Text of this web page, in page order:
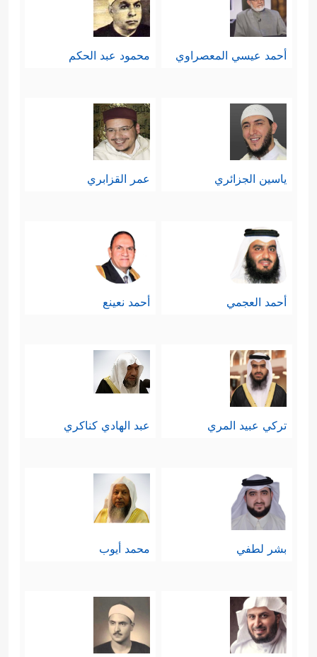
أحمد عيسي المعصراوي محمود عبد الحكم
ياسين الجزائري عمر القزابري
أحمد العجمي أحمد نعينع
تركي عبيد المري عبد الهادي كناكري
بشر لطفي محمد أيوب